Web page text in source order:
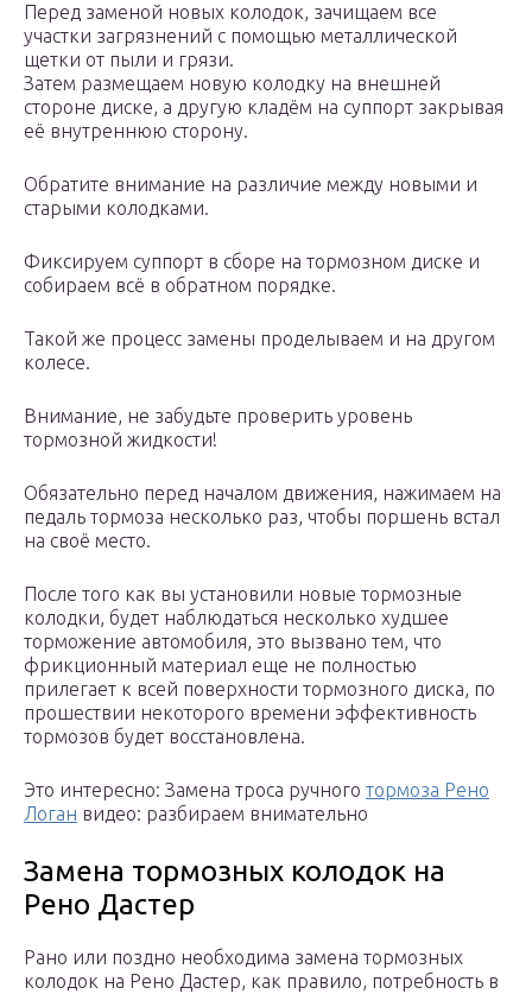
Перед заменой новых колодок, зачищаем все
участки загрязнений с помощью металлической
щетки от пыли и грязи.
Затем размещаем новую колодку на внешней
стороне диске, а другую кладём на суппорт закрывая
её внутреннюю сторону.
Обратите внимание на различие между новыми и
старыми колодками.
Фиксируем суппорт в сборе на тормозном диске и
собираем всё в обратном порядке.
Такой же процесс замены проделываем и на другом
колесе.
Внимание, не забудьте проверить уровень
тормозной жидкости!
Обязательно перед началом движения, нажимаем на
педаль тормоза несколько раз, чтобы поршень встал
на своё место.
После того как вы установили новые тормозные
колодки, будет наблюдаться несколько худшее
торможение автомобиля, это вызвано тем, что
фрикционный материал еще не полностью
прилегает к всей поверхности тормозного диска, по
прошествии некоторого времени эффективность
тормозов будет восстановлена.
Это интересно: Замена троса ручного тормоза Рено
Логан видео: разбираем внимательно
Замена тормозных колодок на
Рено Дастер
Рано или поздно необходима замена тормозных
колодок на Рено Дастер, как правило, потребность в